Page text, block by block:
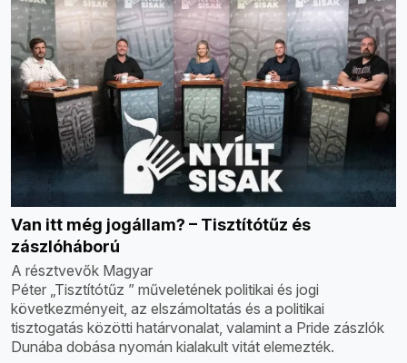
Van itt még jogállam? – Tisztítótűz és
zászlóháború
A résztvevők Magyar
Péter „Tisztítótűz ” műveletének politikai és jogi
következményeit, az elszámoltatás és a politikai
tisztogatás közötti határvonalat, valamint a Pride zászlók
Dunába dobása nyomán kialakult vitát elemezték.